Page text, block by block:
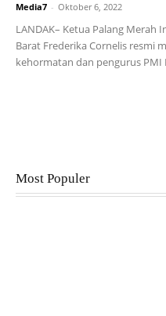
Media7 - Oktober 6, 2022
LANDAK– Ketua Palang Merah
Barat Frederika Cornelis resmi
kehormatan dan pengurus PMI
Most Populer